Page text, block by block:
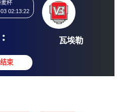
2025-12-03 02:13:22
: 瓦